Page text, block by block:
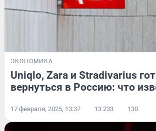
ЭКОНОМИКА
Uniqlo, Zara и Stradivarius
вернуться в Россию: что
17 февраля, 2025, 13:37 13 233 130